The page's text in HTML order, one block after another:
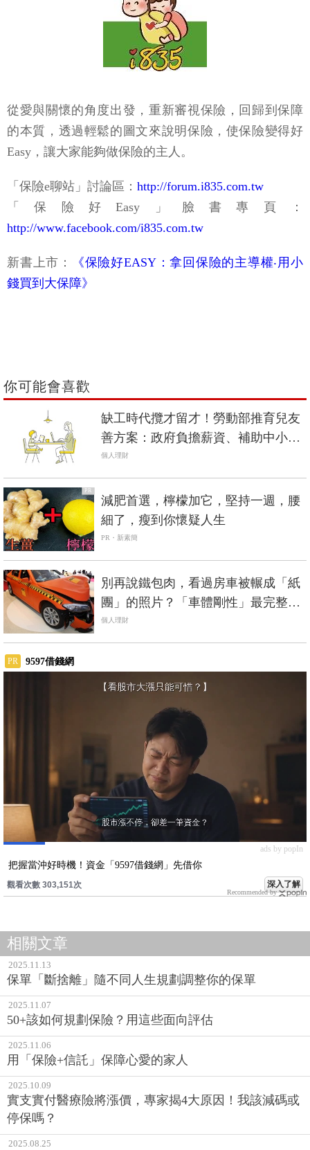
從愛與關懷的角度出發，重新審視保險，回歸到保障
的本質，透過輕鬆的圖文來說明保險，使保險變得好
Easy，讓大家能夠做保險的主人。
「保險e聊站」討論區： http://forum.i835.com.tw
「保險好Easy」臉書專頁：
http://www.facebook.com/i835.com.tw
新書上市：
《保險好EASY：拿回保險的主導權‧用小
錢買到大保障》
你可能會喜歡
缺工時代攬才留才！勞動部推育兒友
善方案：政府負擔薪資、補助中小企
業新聘人力
個人理財
PR
減肥首選，檸檬加它，堅持一週，腰
細了，瘦到你懷疑人生
PR・新素簡
別再說鐵包肉，看過房車被輾成「紙
團」的照片？「車體剛性」最完整解
析《國產車篇》
個人理財
PR 9597借錢網
ads by popIn
把握當沖好時機！資金「9597借錢網」先借你
觀看次數 303,151次 深入了解
Recommended by
相關文章
2025.11.13
保單「斷捨離」隨不同人生規劃調整你的保單
2025.11.07
50+該如何規劃保險？用這些面向評估
2025.11.06
用「保險+信託」保障心愛的家人
2025.10.09
實支實付醫療險將漲價，專家揭4大原因！我該減碼或
停保嗎？
2025.08.25